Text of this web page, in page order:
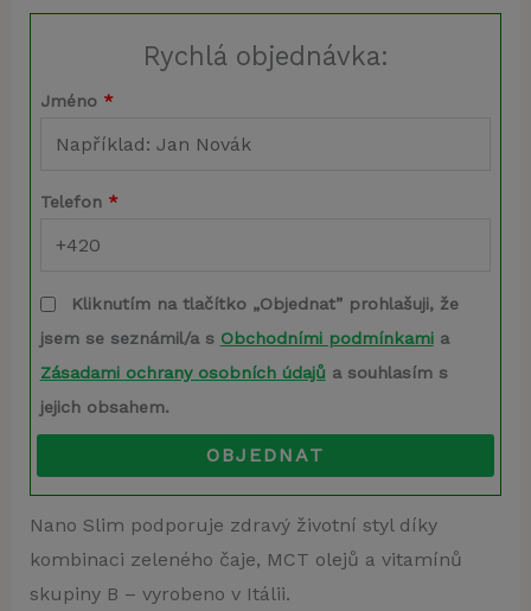
Rychlá objednávka:
Jméno *
Telefon *
Kliknutím na tlačítko „Objednat” prohlašuji, že
jsem se seznámil/a s Obchodními podmínkamia
Zásadami ochrany osobních údajů a souhlasím s
jejich obsahem.
OBJEDNAT
Nano Slim podporuje zdravý životní styl díky
kombinaci zeleného čaje, MCT olejů a vitamínů
skupiny B – vyrobeno v Itálii.